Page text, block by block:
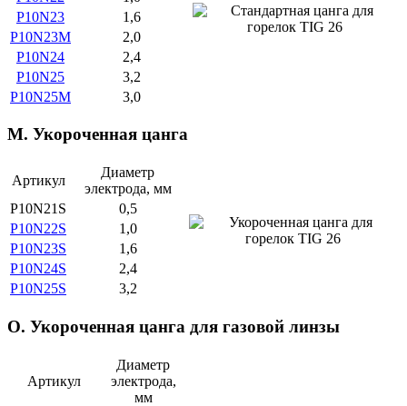
P10N23
1,6
P10N23M
2,0
P10N24
2,4
P10N25
3,2
P10N25M
3,0
M. Укороченная цанга
Артикул
Диаметр
электрода, мм
P10N21S
0,5
P10N22S
1,0
P10N23S
1,6
P10N24S
2,4
P10N25S
3,2
O. Укороченная цанга для газовой линзы
Артикул
Диаметр
электрода,
мм